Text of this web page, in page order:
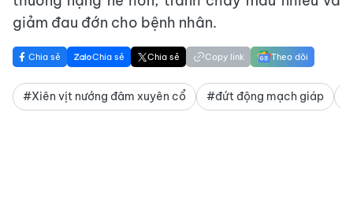
giảm đau đớn cho bệnh nhân.
Chia sẻ Chia sẻ Chia sẻ Copy link Theo dõi
#Xiên vịt nướng đâm xuyên cổ #đứt động mạch giáp